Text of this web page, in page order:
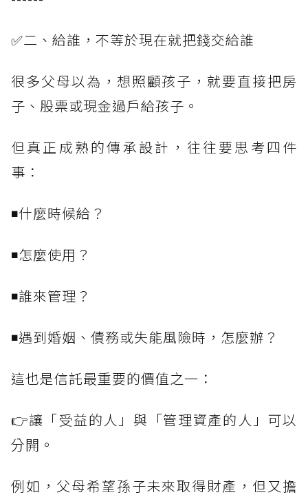
✅二、給誰，不等於現在就把錢交給誰
很多父母以為，想照顧孩子，就要直接把房
子、股票或現金過戶給孩子。
但真正成熟的傳承設計，往往要思考四件
事：
◾什麼時候給？
◾怎麼使用？
◾誰來管理？
◾遇到婚姻、債務或失能風險時，怎麼辦？
這也是信託最重要的價值之一：
👉讓「受益的人」與「管理資產的人」可以
分開。
例如，父母希望孫子未來取得財產，但又擔